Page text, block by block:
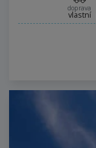
doprava
vlastní